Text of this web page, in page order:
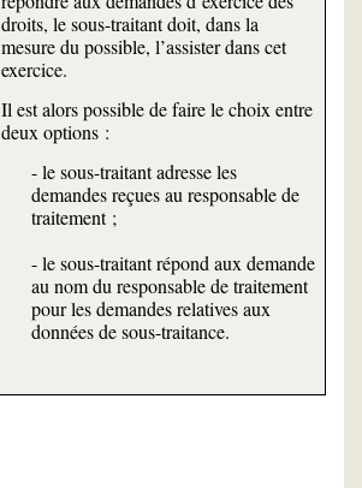
droits, le sous-traitant doit, dans la
mesure du possible, l’assister dans cet
exercice.
Il est alors possible de faire le choix entre
deux options :
- le sous-traitant adresse les
demandes reçues au responsable de
traitement ;
- le sous-traitant répond aux demande
au nom du responsable de traitement
pour les demandes relatives aux
données de sous-traitance.